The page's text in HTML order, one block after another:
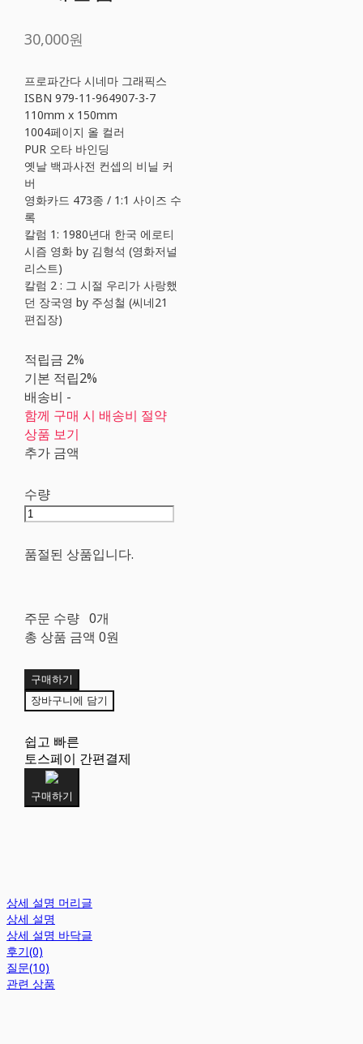
30,000원
프로파간다 시네마 그래픽스
ISBN 979-11-964907-3-7
110mm x 150mm
1004페이지 올 컬러
PUR 오타 바인딩
옛날 백과사전 컨셉의 비닐 커
버
영화카드 473종 / 1:1 사이즈 수
록
칼럼 1: 1980년대 한국 에로티
시즘 영화 by 김형석 (영화저널
리스트)
칼럼 2 : 그 시절 우리가 사랑했
던 장국영 by 주성철 (씨네21
편집장)
적립금 2%
기본 적립2%
배송비 -
함께 구매 시 배송비 절약
상품 보기
추가 금액
수량
품절된 상품입니다.
주문 수량 0개
총 상품 금액 0원
구매하기
장바구니에 담기
쉽고 빠른
토스페이 간편결제
구매하기
상세 설명 머리글
상세 설명
상세 설명 바닥글
후기(0)
질문(10)
관련 상품